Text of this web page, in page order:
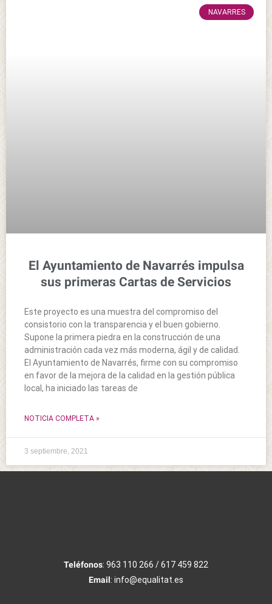
NAVARRES
El Ayuntamiento de Navarrés impulsa
sus primeras Cartas de Servicios
Este proyecto es una muestra del compromiso del
consistorio con la transparencia y el buen gobierno.
Supone la primera piedra en la construcción de una
administración cada vez más moderna, ágil y de calidad.
El Ayuntamiento de Navarrés, firme con su compromiso
en favor de la mejora de la calidad en la gestión pública
local, ha iniciado las tareas de
NOTICIA COMPLETA »
3 septiembre, 2021
Teléfonos: 963 110 266 / 617 459 822
Email: info@equalitat.es